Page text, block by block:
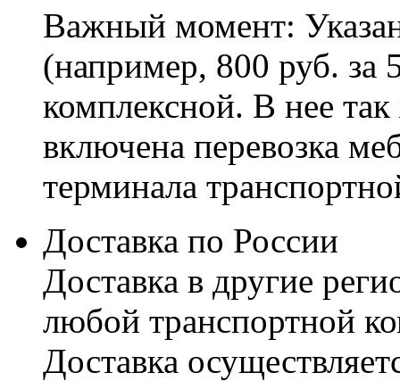
Важный момент:
(например, 800 руб. за
комплексной. В нее
включена перевозка
терминала
Доставка по России
Доставка в другие
любой транспортной
Доставка